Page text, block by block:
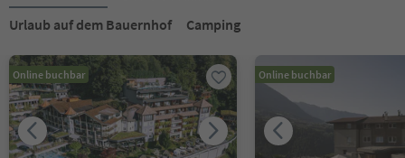
Urlaub auf dem Bauernhof
Camping
Online buchbar Online buchbar